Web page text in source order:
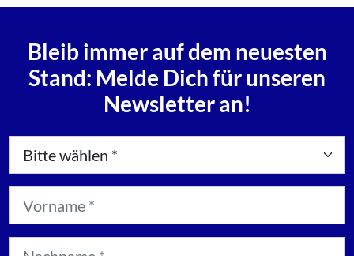
Bleib immer auf dem neuesten
Stand: Melde Dich für unseren
Newsletter an!